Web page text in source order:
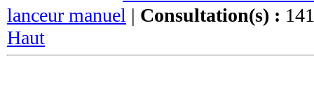
lanceur manuel | Consultation(s) :
Haut